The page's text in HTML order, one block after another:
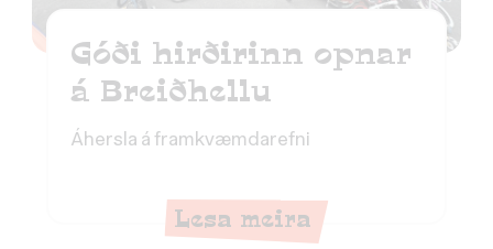
Góði hirðirinn opnar
á Breiðhellu
Áhersla á framkvæmdarefni
Lesa meira